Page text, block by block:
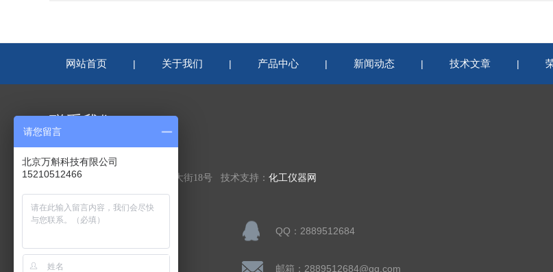
网站首页 | 关于我们 | 产品中心 | 新闻动态 | 技术文章 |
联系我们
公司地址：北京市房山区凯旋大街18号 技术支持： 化工仪器网
QQ：2889512684
邮箱：2889512684@qq.com
请您留言
北京万斛科技有限公司
15210512466